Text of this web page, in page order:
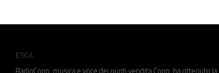
ETICA
RadioCoop, musica e voce dei punti vendita Coop, ha ottenuto la